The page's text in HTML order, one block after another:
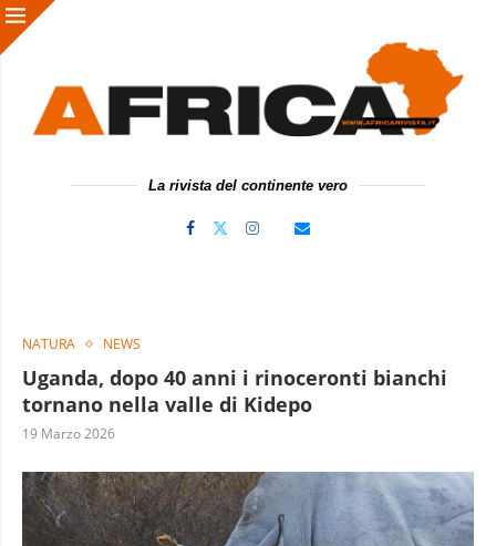
La rivista del continente vero
NATURA NEWS
Uganda, dopo 40 anni i rinoceronti bianchi
tornano nella valle di Kidepo
19 Marzo 2026